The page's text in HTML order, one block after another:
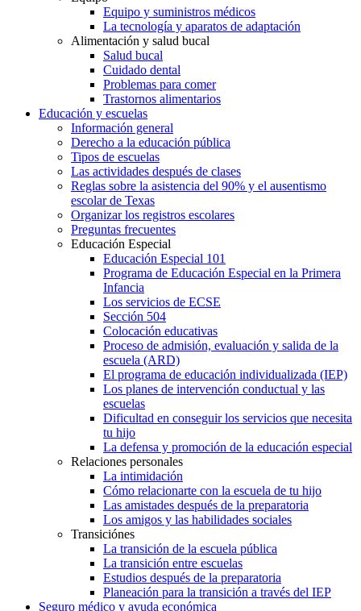
Equipo y suministros médicos
La tecnología y aparatos de adaptación
Alimentación y salud bucal
Salud bucal
Cuidado dental
Problemas para comer
Trastornos alimentarios
Educación y escuelas
Información general
Derecho a la educación pública
Tipos de escuelas
Las actividades después de clases
Reglas sobre la asistencia del 90% y el ausentismo
escolar de Texas
Organizar los registros escolares
Preguntas frecuentes
Educación Especial
Educación Especial 101
Programa de Educación Especial en la Primera
Infancia
Los servicios de ECSE
Sección 504
Colocación educativas
Proceso de admisión, evaluación y salida de la
escuela (ARD)
El programa de educación individualizada (IEP)
Los planes de intervención conductual y las
escuelas
Dificultad en conseguir los servicios que necesita
tu hijo
La defensa y promoción de la educación especial
Relaciones personales
La intimidación
Cómo relacionarte con la escuela de tu hijo
Las amistades después de la preparatoria
Los amigos y las habilidades sociales
Transiciónes
La transición de la escuela pública
La transición entre escuelas
Estudios después de la preparatoria
Planeación para la transición a través del IEP
Seguro médico y ayuda económica